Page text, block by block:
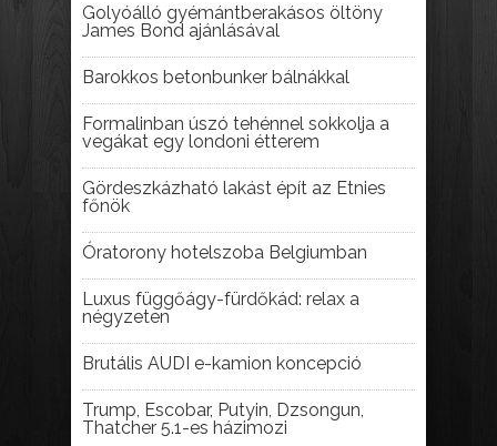
Golyóálló gyémántberakásos öltöny
James Bond ajánlásával
Barokkos betonbunker bálnákkal
Formalinban úszó tehénnel sokkolja a
vegákat egy londoni étterem
Gördeszkázható lakást épít az Etnies
főnök
Óratorony hotelszoba Belgiumban
Luxus függőágy-fürdőkád: relax a
négyzeten
Brutális AUDI e-kamion koncepció
Trump, Escobar, Putyin, Dzsongun,
Thatcher 5.1-es házimozi